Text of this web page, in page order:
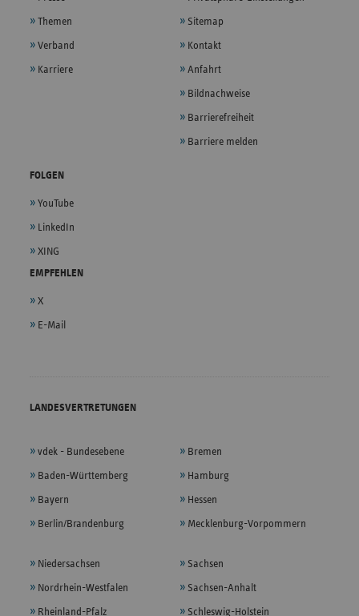
Themen
Verband
Karriere
Sitemap
Kontakt
Anfahrt
Bildnachweise
Barrierefreiheit
Barriere melden
FOLGEN
YouTube
LinkedIn
XING
EMPFEHLEN
X
E-Mail
LANDESVERTRETUNGEN
vdek - Bundesebene
Baden-Württemberg
Bayern
Berlin/Brandenburg
Bremen
Hamburg
Hessen
Mecklenburg-Vorpommern
Niedersachsen
Nordrhein-Westfalen
Rheinland-Pfalz
Sachsen
Sachsen-Anhalt
Schleswig-Holstein